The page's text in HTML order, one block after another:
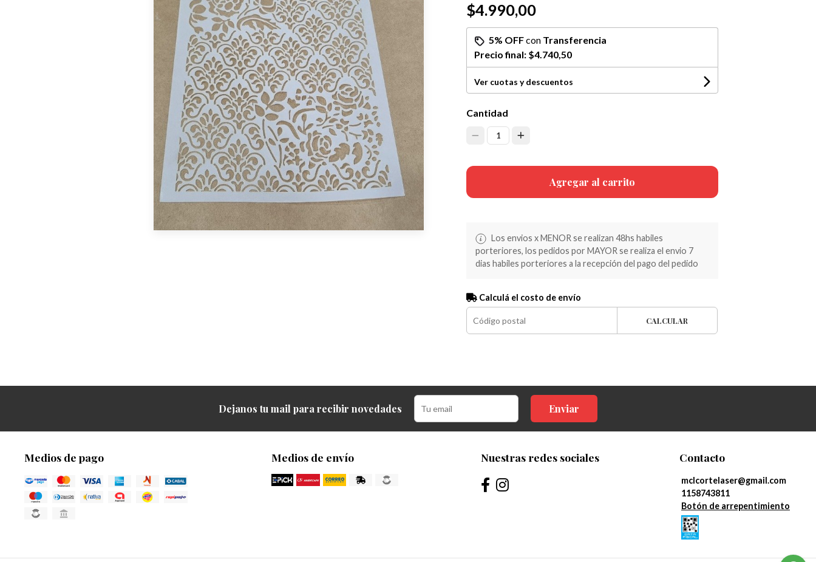
$4.990,00
5% OFFcon Transferencia
Precio final: $4.740,50
Ver cuotas y descuentos
Cantidad
1
Agregar al carrito
Los envios x MENOR se realizan 48hs habiles
porteriores, los pedidos por MAYOR se realiza el envio 7
dias habiles porteriores a la recepción del pago del pedido
Calculá el costo de envío
CALCULAR
Dejanos tu mail para recibir novedades Enviar
Medios de pago Medios de envío Nuestras redes sociales Contacto
mclcortelaser@gmail.com
1158743811
Botón de arrepentimiento